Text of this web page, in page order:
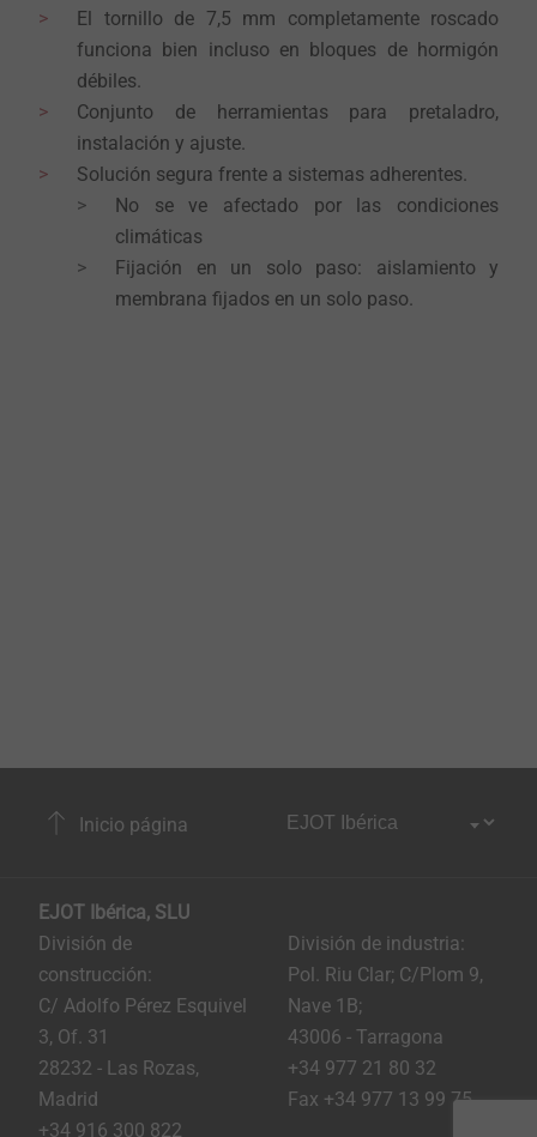
El tornillo de 7,5 mm completamente roscado
funciona bien incluso en bloques de hormigón
débiles.
Conjunto de herramientas para pretaladro,
instalación y ajuste.
Solución segura frente a sistemas adherentes.
No se ve afectado por las condiciones
climáticas
Fijación en un solo paso: aislamiento y
membrana fijados en un solo paso.
Inicio página
EJOT Ibérica, SLU
División de
construcción:
C/ Adolfo Pérez Esquivel
3, Of. 31
28232 - Las Rozas,
Madrid
+34 916 300 822
División de industria:
Pol. Riu Clar; C/Plom 9,
Nave 1B;
43006 - Tarragona
+34 977 21 80 32
Fax +34 977 13 99 75